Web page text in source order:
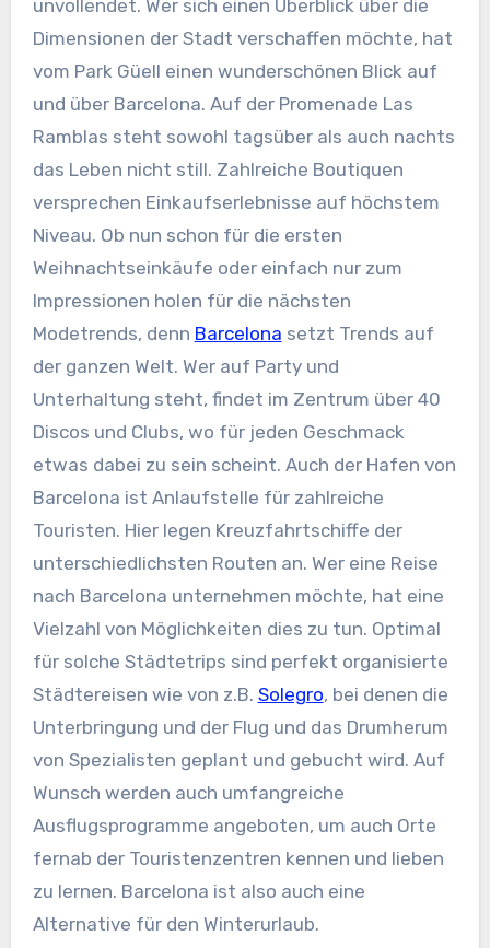
unvollendet. Wer sich einen Überblick über die
Dimensionen der Stadt verschaffen möchte, hat
vom Park Güell einen wunderschönen Blick auf
und über Barcelona. Auf der Promenade Las
Ramblas steht sowohl tagsüber als auch nachts
das Leben nicht still. Zahlreiche Boutiquen
versprechen Einkaufserlebnisse auf höchstem
Niveau. Ob nun schon für die ersten
Weihnachtseinkäufe oder einfach nur zum
Impressionen holen für die nächsten
Modetrends, denn Barcelona setzt Trends auf
der ganzen Welt. Wer auf Party und
Unterhaltung steht, findet im Zentrum über 40
Discos und Clubs, wo für jeden Geschmack
etwas dabei zu sein scheint. Auch der Hafen von
Barcelona ist Anlaufstelle für zahlreiche
Touristen. Hier legen Kreuzfahrtschiffe der
unterschiedlichsten Routen an. Wer eine Reise
nach Barcelona unternehmen möchte, hat eine
Vielzahl von Möglichkeiten dies zu tun. Optimal
für solche Städtetrips sind perfekt organisierte
Städtereisen wie von z.B. Solegro, bei denen die
Unterbringung und der Flug und das Drumherum
von Spezialisten geplant und gebucht wird. Auf
Wunsch werden auch umfangreiche
Ausflugsprogramme angeboten, um auch Orte
fernab der Touristenzentren kennen und lieben
zu lernen. Barcelona ist also auch eine
Alternative für den Winterurlaub.